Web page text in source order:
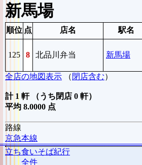
新馬場
順位 点 店名 駅名
125 8 北品川弁当 新馬場
全店の地図表示 （ 閉店含む）
計 1 軒 （うち閉店 0 軒）
平均 8.0000 点
路線
京急本線
立ち食いそば紀行
全件